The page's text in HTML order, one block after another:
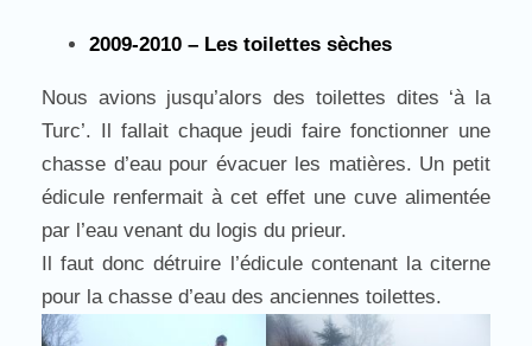
2009-2010 – Les toilettes sèches
Nous avions jusqu’alors des toilettes dites ‘à la
Turc’. Il fallait chaque jeudi faire fonctionner une
chasse d’eau pour évacuer les matières. Un petit
édicule renfermait à cet effet une cuve alimentée
par l’eau venant du logis du prieur.
Il faut donc détruire l’édicule contenant la citerne
pour la chasse d’eau des anciennes toilettes.